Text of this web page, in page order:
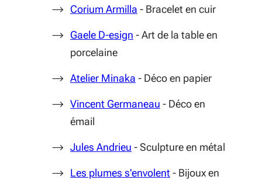
Corium Armilla (S'ouvre dans une nouvelle
- Bracelet en cuir
Gaele D-esign (S'ouvre dans une nouvelle
- Art de la table en
porcelaine
Atelier Minaka (S'ouvre dans une nouvelle
- Déco en papier
Vincent Germaneau (S'ouvre dans une
- Déco en
émail
Jules Andrieu (S'ouvre dans une nouvelle
- Sculpture en métal
Les plumes s'envolent(S'ouvre dans une
- Bijoux en